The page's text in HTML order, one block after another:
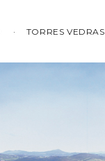
TORRES VEDRAS